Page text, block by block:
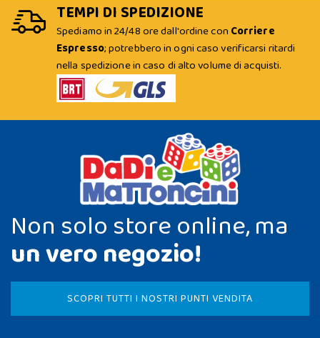
TEMPI DI SPEDIZIONE
Spediamo in 24/48 ore dall'ordine con Corriere
Espresso; potrebbero in ogni caso verificarsi ritardi
nella spedizione in caso di alto volume di acquisti.
Non solo store online, ma
un vero negozio!
SCOPRI TUTTI I NOSTRI PUNTI VENDITA